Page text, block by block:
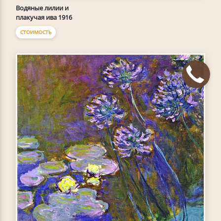
Водяные лилии и
плакучая ива 1916
СТОИМОСТЬ